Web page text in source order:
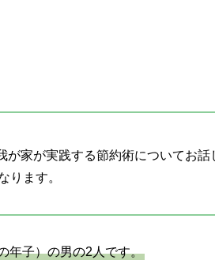
家が実践する節約術についてお話
ります。
年子）の男の2人です。